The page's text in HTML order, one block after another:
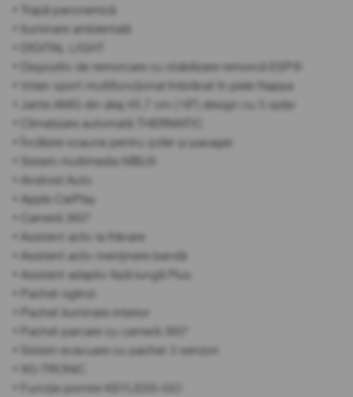
• Trapă panoramică
• Iluminare ambientală
• DIGITAL LIGHT
• Dispozitiv de remorcare cu stabilizare remorcă ESP®
• Volan sport multifuncțional îmbrăcat în piele Nappa
• Jante AMG din aliaj 45,7 cm (18") design cu 5 spițe
• Climatizare automată THERMATIC
• Încălzire scaune pentru șofer și pasager
• Sistem multimedia MBUX
• Android Auto
• Apple CarPlay
• Cameră 360°
• Asistent activ la frânare
• Asistent activ menținere bandă
• Asistent adaptiv fază lungă Plus
• Pachet oglinzi
• Pachet iluminare interior
• Pachet parcare cu cameră 360°
• Sistem evacuare cu pachet 3 senzori
• 9G-TRONIC
• Funcție pornire KEYLESS-GO